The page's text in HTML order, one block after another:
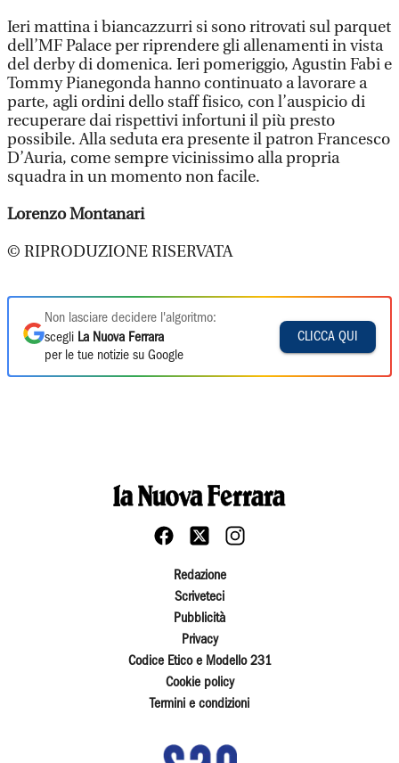
Ieri mattina i biancazzurri si sono ritrovati sul parquet
dell’MF Palace per riprendere gli allenamenti in vista
del derby di domenica. Ieri pomeriggio, Agustin Fabi e
Tommy Pianegonda hanno continuato a lavorare a
parte, agli ordini dello staff fisico, con l’auspicio di
recuperare dai rispettivi infortuni il più presto
possibile. Alla seduta era presente il patron Francesco
D’Auria, come sempre vicinissimo alla propria
squadra in un momento non facile.
Lorenzo Montanari
© RIPRODUZIONE RISERVATA
Non lasciare decidere l'algoritmo:
scegli La Nuova Ferrara
per le tue notizie su Google
CLICCA QUI
Redazione
Scriveteci
Pubblicità
Privacy
Codice Etico e Modello 231
Cookie policy
Termini e condizioni